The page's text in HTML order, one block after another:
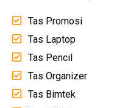
Tas Promosi
Tas Laptop
Tas Pencil
Tas Organizer
Tas Bimtek